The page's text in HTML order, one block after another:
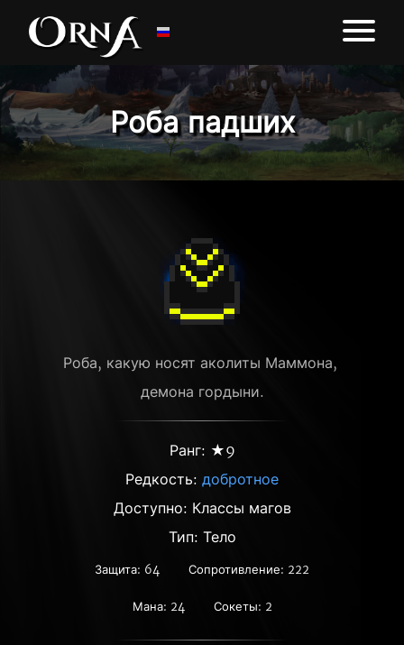
Роба падших
Роба, какую носят аколиты Маммона,
демона гордыни.
Ранг: ★9
Редкость: добротное
Доступно: Классы магов
Тип: Тело
Защита: 64 Сопротивление: 222
Мана: 24 Сокеты: 2